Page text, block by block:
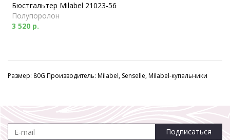
Бюстгальтер Milabel 21023-56
Полупоролон
3 520 р.
Размер: 80G Производитель: Milabel, Senselle, Milabel-купальники
Подписаться